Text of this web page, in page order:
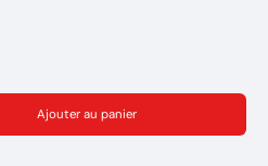
Ajouter au panier